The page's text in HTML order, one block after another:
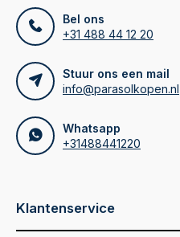
Bel ons
+31 488 44 12 20
Stuur ons een mail
info@parasolkopen.nl
Whatsapp
+31488441220
Klantenservice